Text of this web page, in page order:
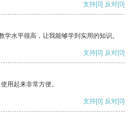
支持[0] 反对[0]
学水平很高，让我能够学到实用的知识。
支持[0] 反对[0]
用起来非常方便。
支持[0] 反对[0]